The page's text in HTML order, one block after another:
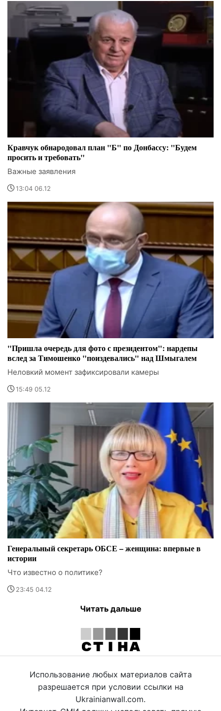
Кравчук обнародовал план "Б" по Донбассу: "Будем
просить и требовать"
Важные заявления
13:04 06.12
"Пришла очередь для фото с президентом": нардепы
вслед за Тимошенко "поиздевались" над Шмыгалем
Неловкий момент зафиксировали камеры
15:49 05.12
Генеральный секретарь ОБСЕ – женщина: впервые в
истории
Что известно о политике?
23:45 04.12
Читать дальше
Использование любых материалов сайта
разрешается при условии ссылки на
Ukrainianwall.com.